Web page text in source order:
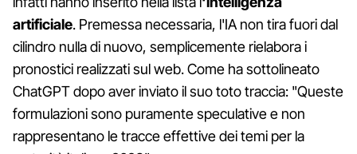
artificiale. Premessa necessaria, l'IA non tira fuori dal
cilindro nulla di nuovo, semplicemente rielabora i
pronostici realizzati sul web. Come ha sottolineato
ChatGPT dopo aver inviato il suo toto traccia: "Queste
formulazioni sono puramente speculative e non
rappresentano le tracce effettive dei temi per la